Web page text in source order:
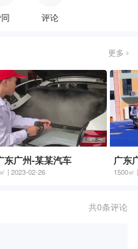
评论
更多
东广州-某某汽车
| 2023-02-26
广东
1500㎡
共0条评论